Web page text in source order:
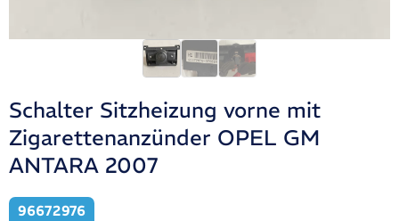
Schalter Sitzheizung vorne mit
Zigarettenanzünder OPEL GM
ANTARA 2007
96672976